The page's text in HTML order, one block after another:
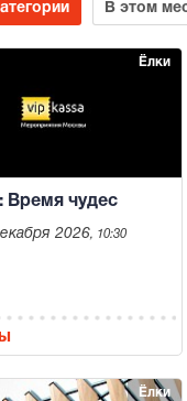
В этом
Ёлки
Время чудес
2026, 10:30
Ёлки